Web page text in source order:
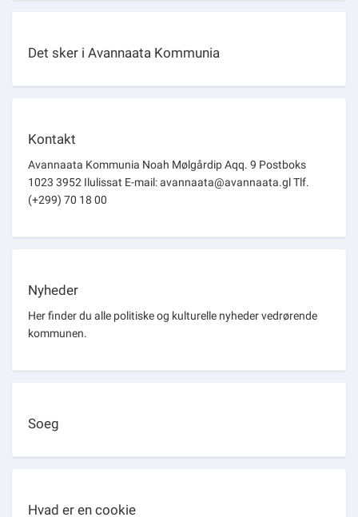
Det sker i Avannaata Kommunia
Kontakt
Avannaata Kommunia Noah Mølgårdip Aqq. 9 Postboks
1023 3952 Ilulissat E-mail: avannaata@avannaata.gl Tlf.
(+299) 70 18 00
Nyheder
Her finder du alle politiske og kulturelle nyheder vedrørende
kommunen.
Soeg
Hvad er en cookie